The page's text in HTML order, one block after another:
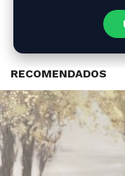
RECOMENDADOS